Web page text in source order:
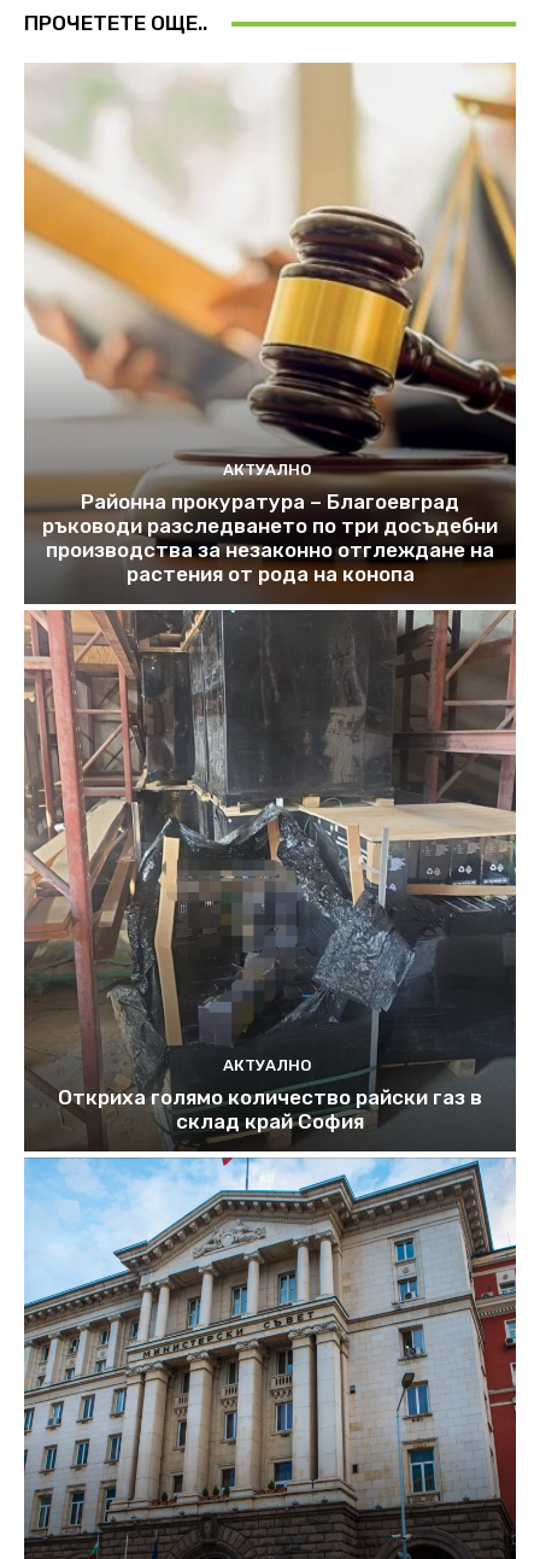
ПРОЧЕТЕТЕ ОЩЕ..
АКТУАЛНО
Районна прокуратура – Благоевград
ръководи разследването по три досъдебни
производства за незаконно отглеждане на
растения от рода на конопа
АКТУАЛНО
Откриха голямо количество райски газ в
склад край София